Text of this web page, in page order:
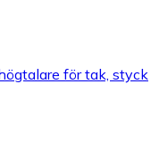
för tak, styck